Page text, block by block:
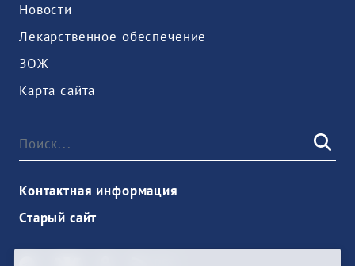
Новости
Лекарственное обеспечение
ЗОЖ
Карта сайта
Контактная информация
Старый сайт